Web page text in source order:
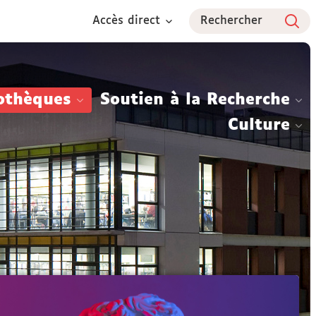
Accès direct Rechercher
Soutien à la Recherche
Culture